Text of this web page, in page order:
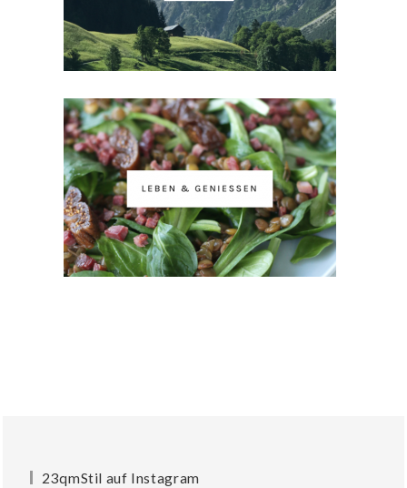
23qmStil auf Instagram